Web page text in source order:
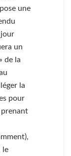
une
un
de la
la
pour
prenant
le